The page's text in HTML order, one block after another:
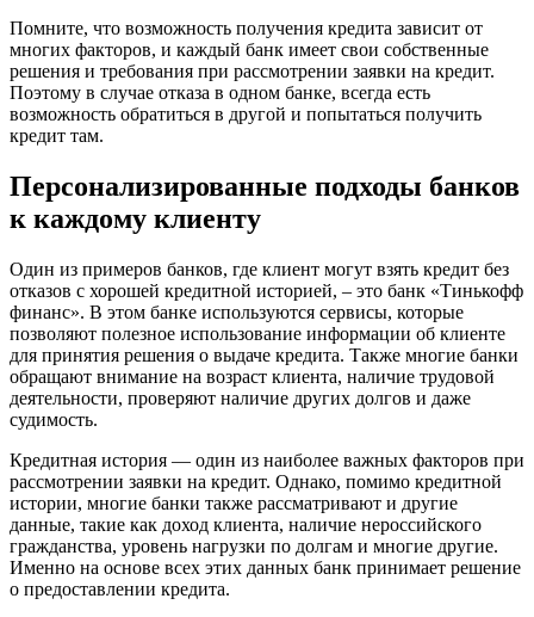
Помните, что возможность получения кредита зависит от
многих факторов, и каждый банк имеет свои собственные
решения и требования при рассмотрении заявки на кредит.
Поэтому в случае отказа в одном банке, всегда есть
возможность обратиться в другой и попытаться получить
кредит там.
Персонализированные подходы банков
к каждому клиенту
Один из примеров банков, где клиент могут взять кредит без
отказов с хорошей кредитной историей, – это банк «Тинькофф
финанс». В этом банке используются сервисы, которые
позволяют полезное использование информации об клиенте
для принятия решения о выдаче кредита. Также многие банки
обращают внимание на возраст клиента, наличие трудовой
деятельности, проверяют наличие других долгов и даже
судимость.
Кредитная история — один из наиболее важных факторов при
рассмотрении заявки на кредит. Однако, помимо кредитной
истории, многие банки также рассматривают и другие
данные, такие как доход клиента, наличие нероссийского
гражданства, уровень нагрузки по долгам и многие другие.
Именно на основе всех этих данных банк принимает решение
о предоставлении кредита.